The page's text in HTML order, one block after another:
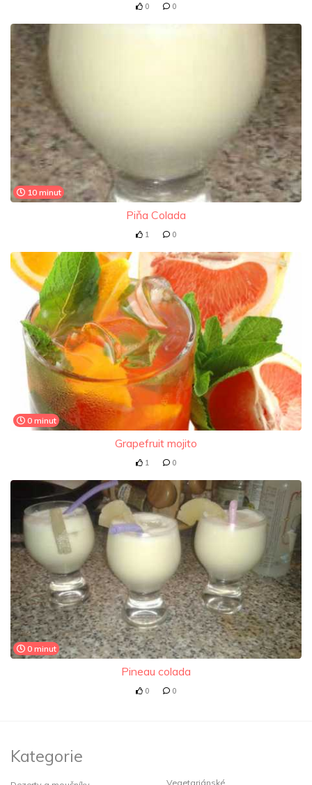
0 0
10 minut
Piňa Colada
1 0
0 minut
Grapefruit mojito
1 0
0 minut
Pineau colada
0 0
Kategorie
Vegetariánské